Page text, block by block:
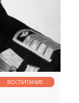
ВОСПИТАНИЕ
МОЛОДЕЖИ —